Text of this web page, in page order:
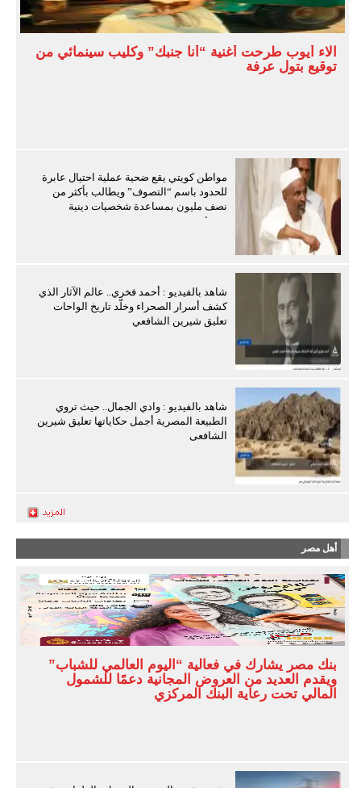
آلاء أيوب طرحت أغنية “أنا جنبك” وكليب سينمائي من
توقيع بتول عرفة
مواطن كويتي يقع ضحية عملية احتيال عابرة
للحدود باسم “التصوف” ويطالب بأكثر من
نصف مليون بمساعدة شخصيات دينية
سودانية
شاهد بالفيديو : أحمد فخري.. عالم الآثار الذي
كشف أسرار الصحراء وخلّد تاريخ الواحات
تعليق شيرين الشافعي
شاهد بالفيديو : وادي الجمال.. حيث تروي
الطبيعة المصرية أجمل حكاياتها تعليق شيرين
الشافعى
أهل مصر
بنك مصر يشارك في فعالية “اليوم العالمي للشباب”
ويقدم العديد من العروض المجانية دعمًا للشمول
المالي تحت رعاية البنك المركزي